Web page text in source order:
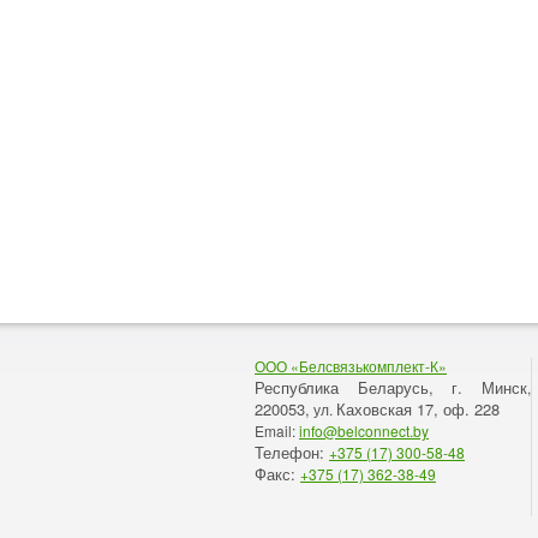
ООО «Белсвязькомплект-К»
Республика Беларусь, г. Минск,
220053, ул. Каховская 17, оф. 228
Email:info@belconnect.by
Телефон: +375 (17) 300-58-48
Факс: +375 (17) 362-38-49